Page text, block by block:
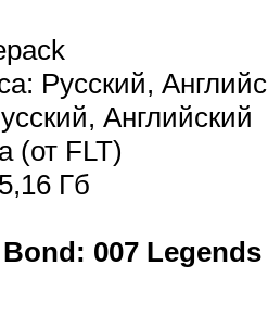
Русский,
Aнглийский
(от FLT)
Гб
007